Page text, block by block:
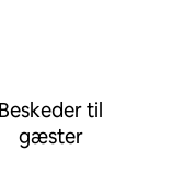
Beskeder til
gæster